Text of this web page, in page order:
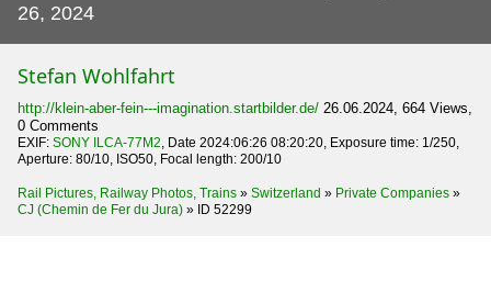
26, 2024
Stefan Wohlfahrt
http://klein-aber-fein---imagination.startbilder.de/ 26.06.2024, 664 Views,
0 Comments
EXIF: SONY ILCA-77M2, Date 2024:06:26 08:20:20, Exposure time: 1/250,
Aperture: 80/10, ISO50, Focal length: 200/10
Rail Pictures, Railway Photos, Trains » Switzerland » Private Companies »
CJ (Chemin de Fer du Jura) » ID 52299